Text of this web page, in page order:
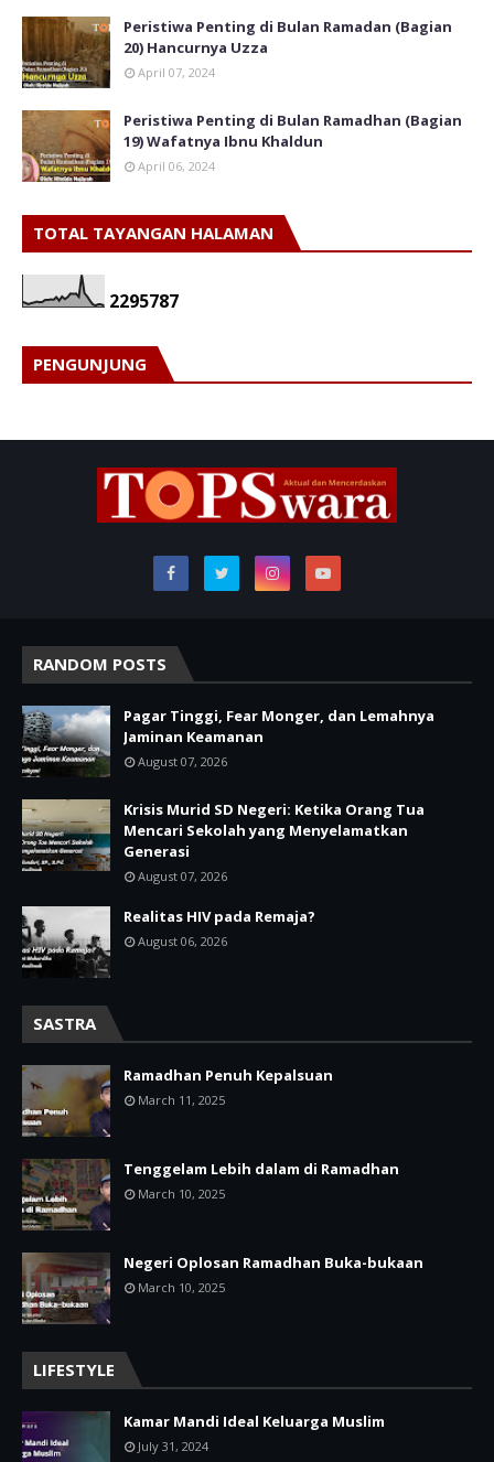
Peristiwa Penting di Bulan Ramadan (Bagian
20) Hancurnya Uzza
April 07, 2024
Peristiwa Penting di Bulan Ramadhan (Bagian
19) Wafatnya Ibnu Khaldun
April 06, 2024
TOTAL TAYANGAN HALAMAN
2295787
PENGUNJUNG
RANDOM POSTS
Pagar Tinggi, Fear Monger, dan Lemahnya
Jaminan Keamanan
August 07, 2026
Krisis Murid SD Negeri: Ketika Orang Tua
Mencari Sekolah yang Menyelamatkan
Generasi
August 07, 2026
Realitas HIV pada Remaja?
August 06, 2026
SASTRA
Ramadhan Penuh Kepalsuan
March 11, 2025
Tenggelam Lebih dalam di Ramadhan
March 10, 2025
Negeri Oplosan Ramadhan Buka-bukaan
March 10, 2025
LIFESTYLE
Kamar Mandi Ideal Keluarga Muslim
July 31, 2024